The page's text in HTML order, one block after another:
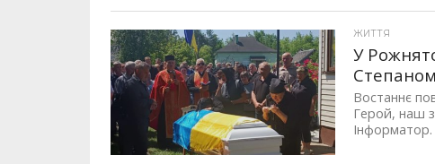
ЖИТТЯ
У
Востаннє
Герой, наш
Інформатор.